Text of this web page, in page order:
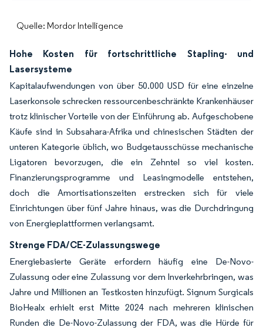
Quelle: Mordor Intelligence
Hohe Kosten für fortschrittliche Stapling- und
Lasersysteme
Kapitalaufwendungen von über 50.000 USD für eine einzelne
Laserkonsole schrecken ressourcenbeschränkte Krankenhäuser
trotz klinischer Vorteile von der Einführung ab. Aufgeschobene
Käufe sind in Subsahara-Afrika und chinesischen Städten der
unteren Kategorie üblich, wo Budgetausschüsse mechanische
Ligatoren bevorzugen, die ein Zehntel so viel kosten.
Finanzierungsprogramme und Leasingmodelle entstehen,
doch die Amortisationszeiten erstrecken sich für viele
Einrichtungen über fünf Jahre hinaus, was die Durchdringung
von Energieplattformen verlangsamt.
Strenge FDA/CE-Zulassungswege
Energiebasierte Geräte erfordern häufig eine De-Novo-
Zulassung oder eine Zulassung vor dem Inverkehrbringen, was
Jahre und Millionen an Testkosten hinzufügt. Signum Surgicals
BioHealx erhielt erst Mitte 2024 nach mehreren klinischen
Runden die De-Novo-Zulassung der FDA, was die Hürde für